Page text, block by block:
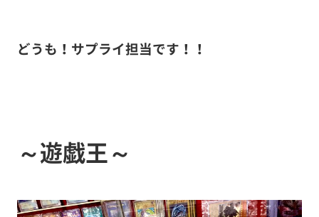
どうも！サプライ担当です！！
～遊戯王～